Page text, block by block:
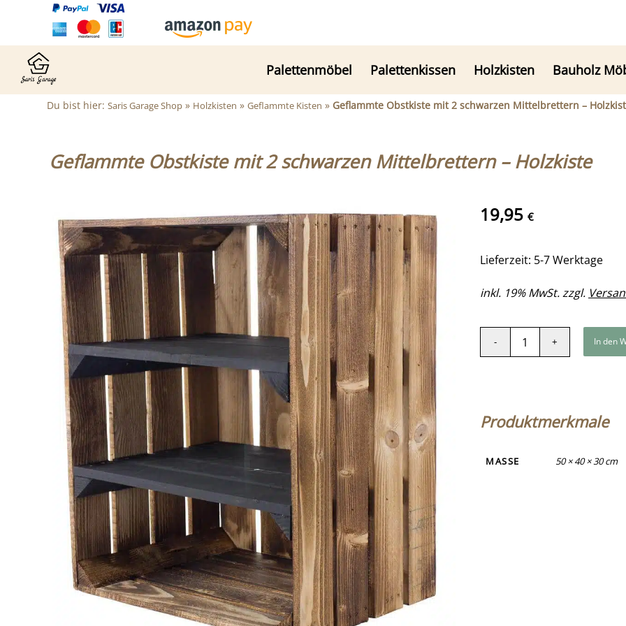
Palettenmöbel Palettenkissen Holzkisten Bauholz
Du bist hier: Saris Garage Shop » Holzkisten » Geflammte Kisten » Geflammte Obstkiste mit 2 schwarzen Mittelbrettern –
Geflammte Obstkiste mit 2 schwarzen Mittelbrettern – Holzkiste
19,95 €
Lieferzeit: 5-7 Werktage
inkl. 19% MwSt. zzgl.
In den
Produktmerkmale
MASSE 50 × 40 × 30 cm